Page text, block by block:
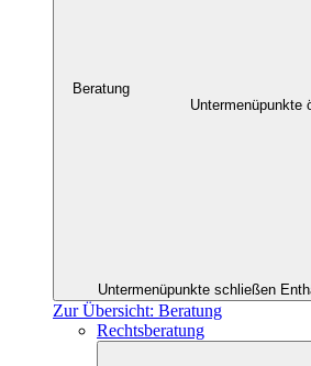
Beratung
Untermenüpunkte
Untermenüpunkte schließen
Zur Übersicht: Beratung
Rechtsberatung